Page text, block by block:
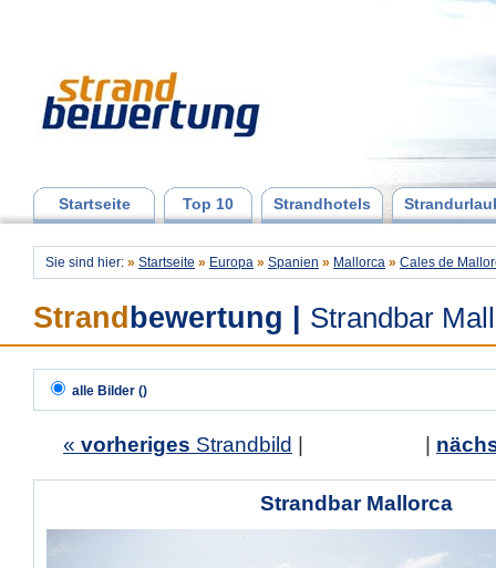
Startseite Top 10 Strandhotels
Sie sind hier: » Startseite » Europa » Spanien » Mallorca » Cales de
Strand bewertung Strandbar
alle Bilder ()
« vorheriges Strandbild
Strandbar Mallorca